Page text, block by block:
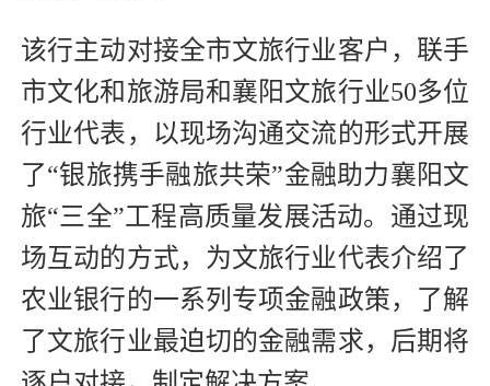
该行主动对接全市文旅行业客户，联手
市文化和旅游局和襄阳文旅行业50多位
行业代表，以现场沟通交流的形式开展
了“银旅携手融旅共荣”金融助力襄阳文
旅“三全”工程高质量发展活动。通过现
场互动的方式，为文旅行业代表介绍了
农业银行的一系列专项金融政策，了解
了文旅行业最迫切的金融需求，后期将